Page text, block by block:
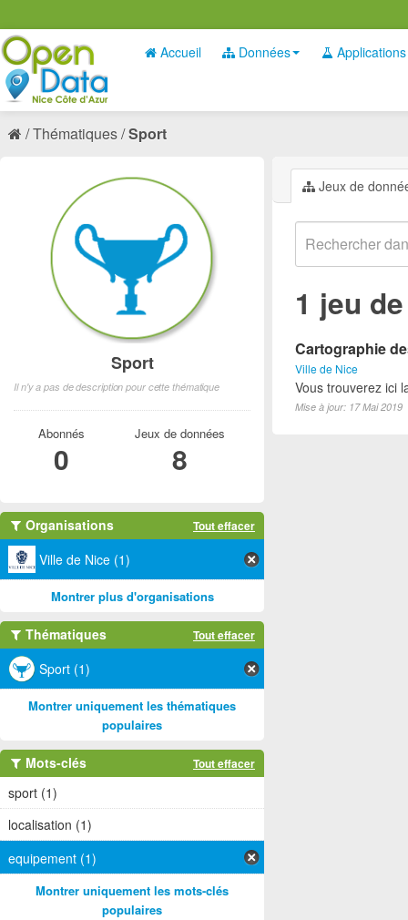
Accueil Données Applications
Thématiques Sport
Jeux de
1 jeu
Cartographie
Ville de Nice
Vous trouverez ici
Mise à jour: 17 Mai 2019
Sport
Il n'y a pas de description pour cette thématique
Abonnés
0
Jeux de données
8
Organisations Tout effacer
Ville de Nice (1)
Montrer plus d'organisations
Thématiques Tout effacer
Sport (1)
Montrer uniquement les thématiques
populaires
Mots-clés Tout effacer
sport (1)
localisation (1)
equipement (1)
Montrer uniquement les mots-clés
populaires